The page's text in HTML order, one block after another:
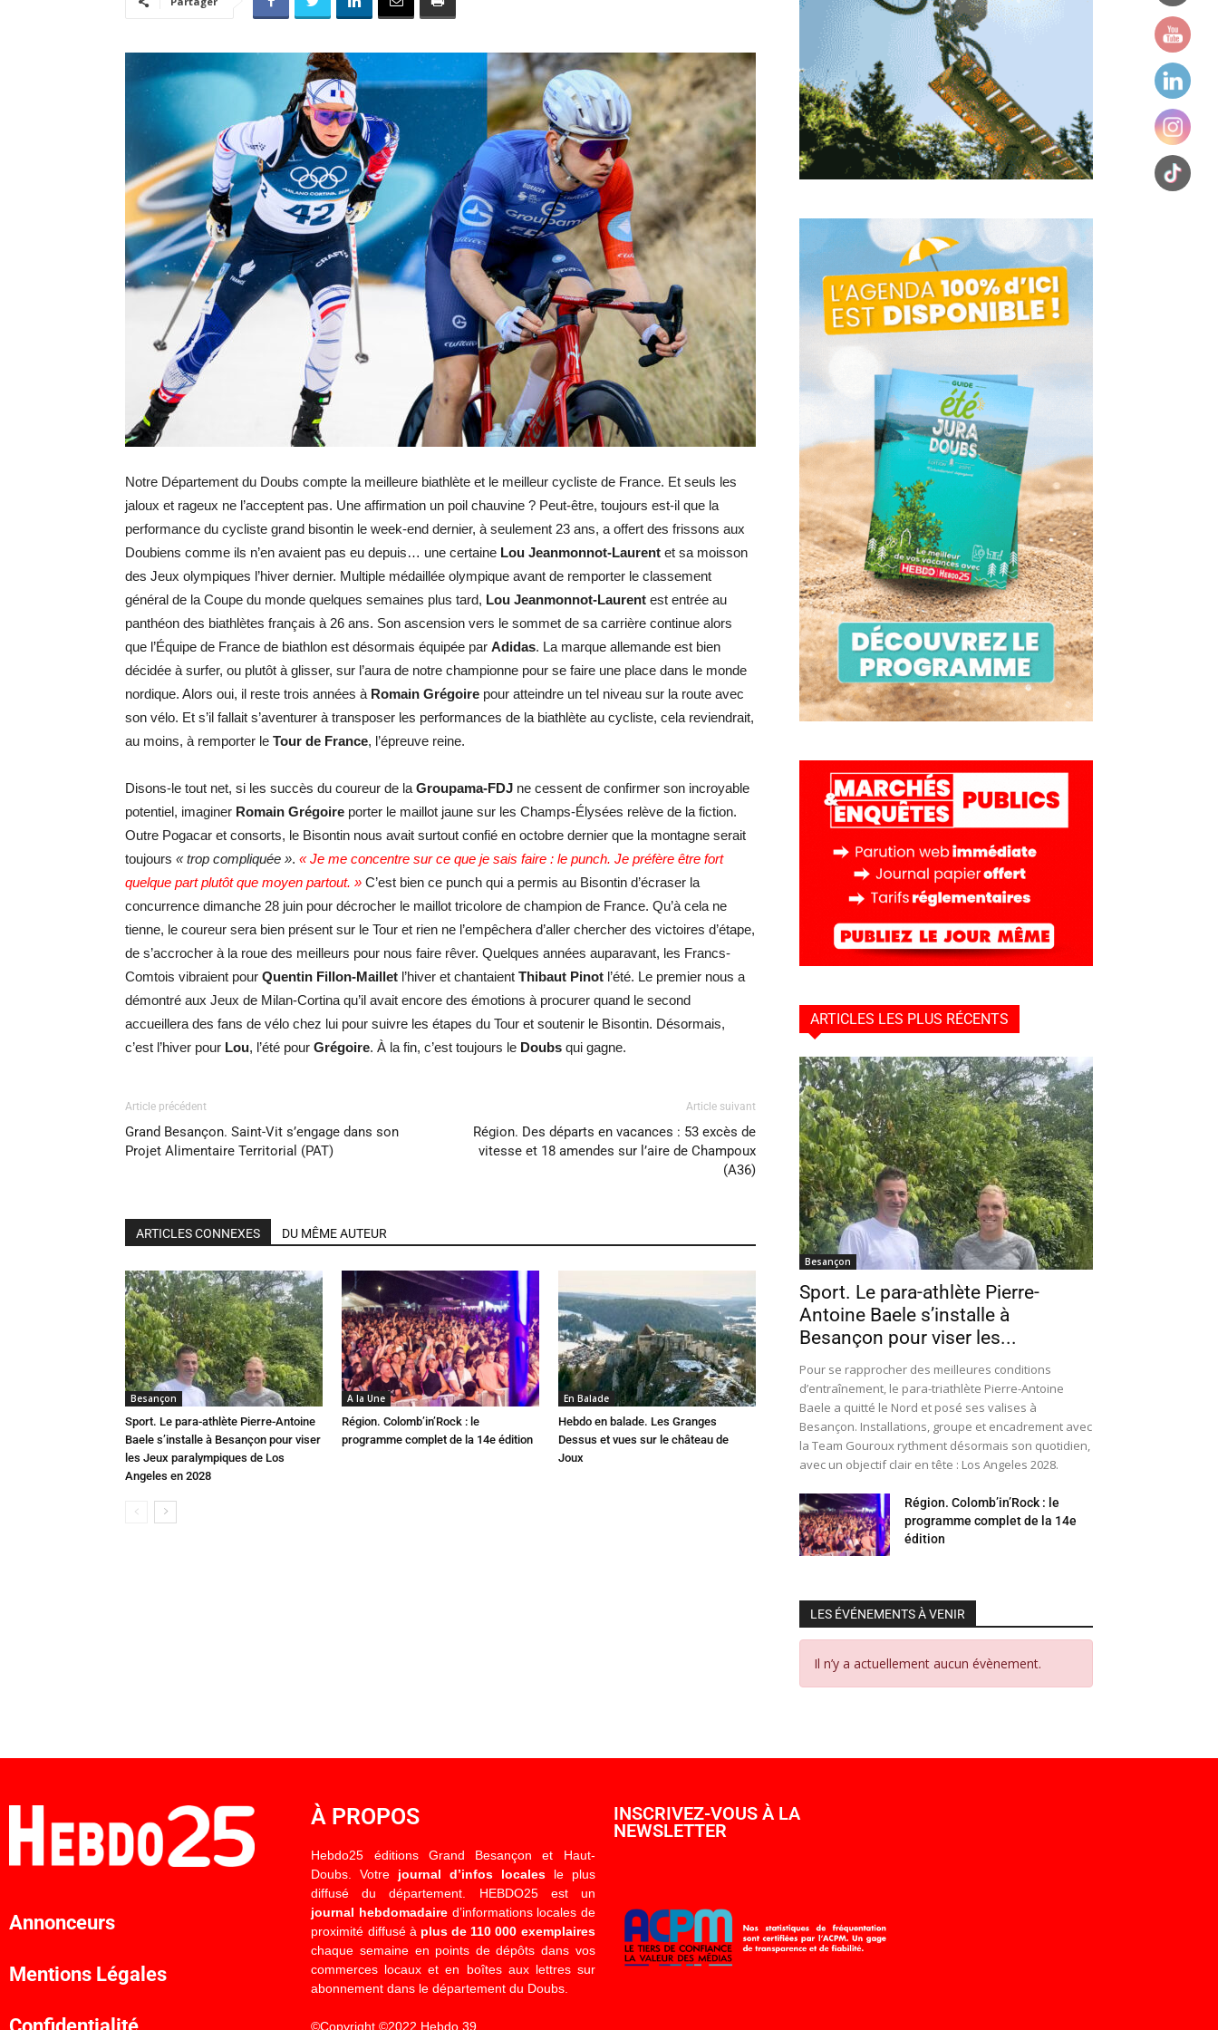
l'info
locale
Hebdo25
Notre Département du Doubs compte la meilleure biathlète et le meilleur cycliste de France. Et seuls les
jaloux et rageux ne l’acceptent pas. Une affirmation un poil chauvine ? Peut-être, toujours est-il que la
performance du cycliste grand bisontin le week-end dernier, à seulement 23 ans, a offert des frissons aux
Doubiens comme ils n’en avaient pas eu depuis… une certaine Lou Jeanmonnot-Laurent et sa moisson
des Jeux olympiques l’hiver dernier. Multiple médaillée olympique avant de remporter le classement
général de la Coupe du monde quelques semaines plus tard, Lou Jeanmonnot-Laurent est entrée au
panthéon des biathlètes français à 26 ans. Son ascension vers le sommet de sa carrière continue alors
que l’Équipe de France de biathlon est désormais équipée par Adidas. La marque allemande est bien
décidée à surfer, ou plutôt à glisser, sur l’aura de notre championne pour se faire une place dans le monde
nordique. Alors oui, il reste trois années à Romain Grégoire pour atteindre un tel niveau sur la route avec
son vélo. Et s’il fallait s’aventurer à transposer les performances de la biathlète au cycliste, cela reviendrait,
au moins, à remporter le Tour de France, l’épreuve reine.
Disons-le tout net, si les succès du coureur de la Groupama-FDJ ne cessent de confirmer son incroyable
potentiel, imaginer Romain Grégoire porter le maillot jaune sur les Champs-Élysées relève de la fiction.
Outre Pogacar et consorts, le Bisontin nous avait surtout confié en octobre dernier que la montagne serait
toujours « trop compliquée ». « Je me concentre sur ce que je sais faire : le punch. Je préfère être fort
quelque part plutôt que moyen partout. » C’est bien ce punch qui a permis au Bisontin d’écraser la
concurrence dimanche 28 juin pour décrocher le maillot tricolore de champion de France. Qu’à cela ne
tienne, le coureur sera bien présent sur le Tour et rien ne l’empêchera d’aller chercher des victoires d’étape,
de s’accrocher à la roue des meilleurs pour nous faire rêver. Quelques années auparavant, les Francs-
Comtois vibraient pour Quentin Fillon-Maillet l’hiver et chantaient Thibaut Pinot l’été. Le premier nous a
démontré aux Jeux de Milan-Cortina qu’il avait encore des émotions à procurer quand le second
accueillera des fans de vélo chez lui pour suivre les étapes du Tour et soutenir le Bisontin. Désormais,
c’est l’hiver pour Lou, l’été pour Grégoire. À la fin, c’est toujours le Doubs qui gagne.
Article précédent
Grand Besançon. Saint-Vit s’engage dans son
Projet Alimentaire Territorial (PAT)
Article suivant
Région. Des départs en vacances : 53 excès de
vitesse et 18 amendes sur l’aire de Champoux
(A36)
ARTICLES CONNEXES DU MÊME AUTEUR
Besançon
Sport. Le para-athlète Pierre-Antoine
Baele s’installe à Besançon pour viser
les Jeux paralympiques de Los
Angeles en 2028
A la Une
Région. Colomb’in’Rock : le
programme complet de la 14e édition
En Balade
Hebdo en balade. Les Granges
Dessus et vues sur le château de
Joux
ARTICLES LES PLUS RÉCENTS
Besançon
Sport. Le para-athlète Pierre-
Antoine Baele s’installe à
Besançon pour viser les...
Pour se rapprocher des meilleures conditions
d’entraînement, le para-triathlète Pierre-Antoine
Baele a quitté le Nord et posé ses valises à
Besançon. Installations, groupe et encadrement avec
la Team Gouroux rythment désormais son quotidien,
avec un objectif clair en tête : Los Angeles 2028.
Région. Colomb’in’Rock : le
programme complet de la 14e
édition
LES ÉVÉNEMENTS À VENIR
Il n’y a actuellement aucun évènement.
Annonceurs
Mentions Légales
À PROPOS
Hebdo25 éditions Grand Besançon et Haut-
Doubs. Votre journal d’infos localesle plus
diffusé du département. HEBDO25 est un
journal hebdomadaired’informations locales de
proximité diffusé à plus de 110 000 exemplaires
chaque semaine en points de dépôts dans vos
commerces locaux et en boîtes aux lettres sur
abonnement dans le département du Doubs.
©Copyright ©2022 Hebdo 39
INSCRIVEZ-VOUS À LA
NEWSLETTER